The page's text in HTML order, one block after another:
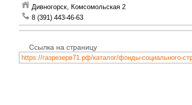
Дивногорск, Комсомольская 2
8 (391) 443-46-63
Ссылка на страницу
https://газрезерв71.рф/каталог/фонды-социального-